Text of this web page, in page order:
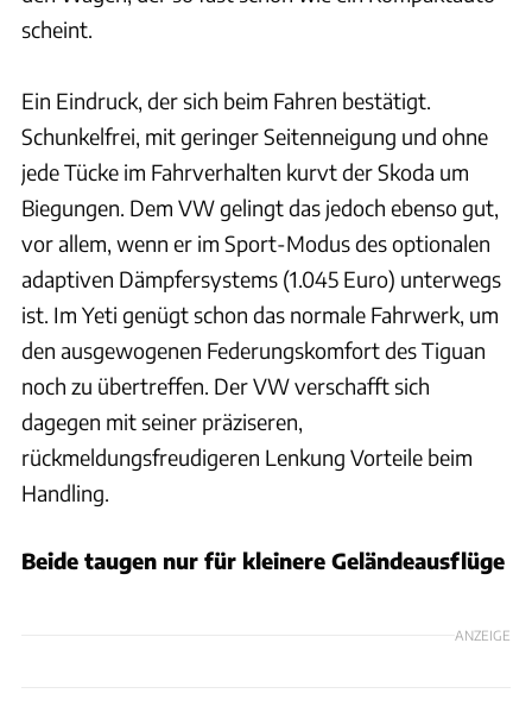
scheint.
Ein Eindruck, der sich beim Fahren bestätigt.
Schunkelfrei, mit geringer Seitenneigung und ohne
jede Tücke im Fahrverhalten kurvt der Skoda um
Biegungen. Dem VW gelingt das jedoch ebenso gut,
vor allem, wenn er im Sport-Modus des optionalen
adaptiven Dämpfersystems (1.045 Euro) unterwegs
ist. Im Yeti genügt schon das normale Fahrwerk, um
den ausgewogenen Federungskomfort des Tiguan
noch zu übertreffen. Der VW verschafft sich
dagegen mit seiner präziseren,
rückmeldungsfreudigeren Lenkung Vorteile beim
Handling.
Beide taugen nur für kleinere Geländeausflüge
ANZEIGE